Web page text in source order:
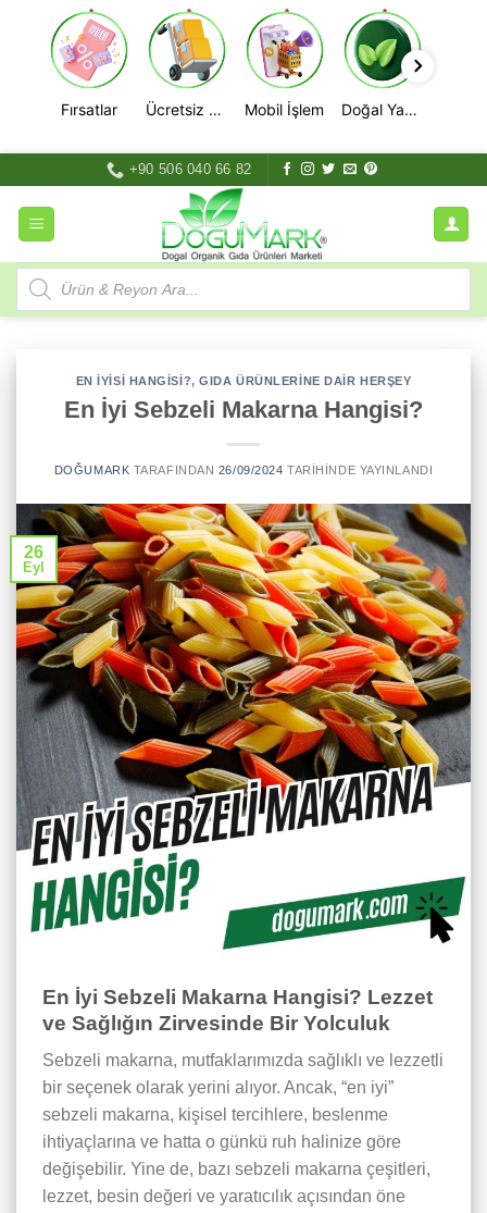
Fırsatlar Ücretsiz Kargo Mobil İşlem Doğal Yaşam
+90 506 040 66 82
Products
search
EN İYISI HANGISI?,GIDA ÜRÜNLERINE DAIR HERŞEY
En İyi Sebzeli Makarna Hangisi?
DOĞUMARK TARAFINDAN 26/09/2024 TARIHINDE YAYINLANDI
26
Eyl
En İyi Sebzeli Makarna Hangisi? Lezzet
ve Sağlığın Zirvesinde Bir Yolculuk
Sebzeli makarna, mutfaklarımızda sağlıklı ve lezzetli
bir seçenek olarak yerini alıyor. Ancak, “en iyi”
sebzeli makarna, kişisel tercihlere, beslenme
ihtiyaçlarına ve hatta o günkü ruh halinize göre
değişebilir. Yine de, bazı sebzeli makarna çeşitleri,
lezzet, besin değeri ve yaratıcılık açısından öne